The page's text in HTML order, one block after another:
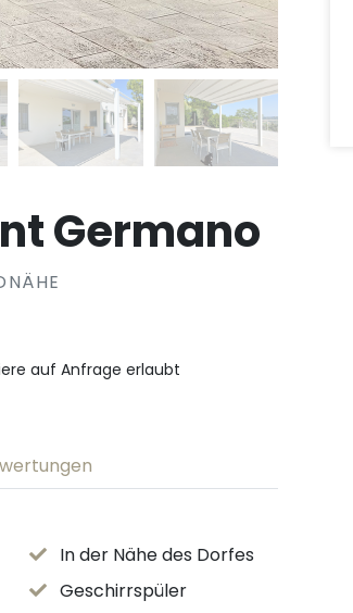
Germano
auf Anfrage erlaubt
In der Nähe des Dorfes
Geschirrspüler